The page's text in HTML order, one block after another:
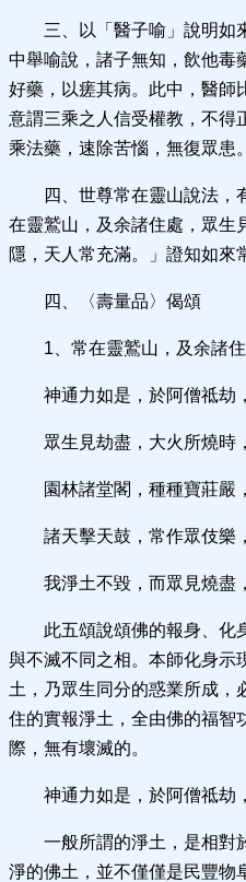
三、以「醫子喻」說明如
中舉喻說，諸子無知，飲他毒
好藥，以瘥其病。此中，醫師
意謂三乘之人信受權教，不得
乘法藥，速除苦惱，無復眾患。
四、世尊常在靈山說法，
在靈鷲山，及余諸住處，眾生
隱，天人常充滿。」證知如來
四、〈壽量品〉偈頌
1、常在靈鷲山，及余諸
神通力如是，於阿僧祗劫
眾生見劫盡，大火所燒時
園林諸堂閣，種種寶莊嚴
諸天擊天鼓，常作眾伎樂
我淨土不毀，而眾見燒盡
此五頌說頌佛的報身、化
與不滅不同之相。本師化身示
土，乃眾生同分的惑業所成，
住的實報淨土，全由佛的福智
際，無有壞滅的。
神通力如是，於阿僧祗劫
一般所謂的淨土，是相對
淨的佛土，並不僅僅是民豐物